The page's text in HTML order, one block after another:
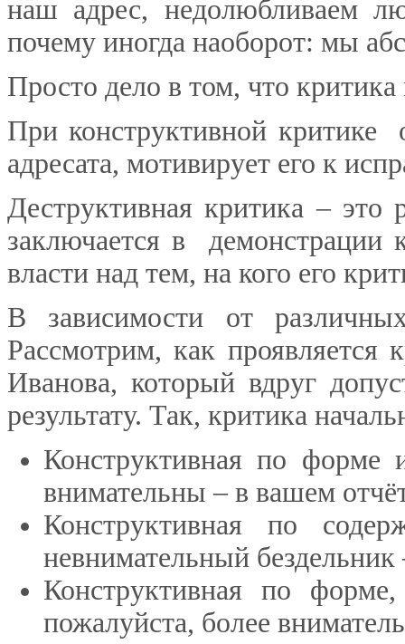
наш адрес, недолюбливаем
почему иногда наоборот: мы
Просто дело в том, что
При конструктивной критике
адресата, мотивирует его к
Деструктивная критика –
заключается в демонстрации
власти над тем, на кого его
В зависимости от
Рассмотрим, как проявляется
Иванова, который вдруг
результату. Так, критика
Конструктивная по форме
внимательны – в вашем
Конструктивная по
невнимательный
Конструктивная по
пожалуйста, более